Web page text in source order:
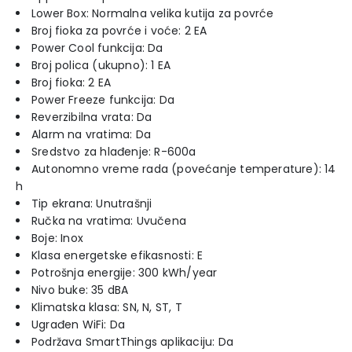
Lower Box: Normalna velika kutija za povrće
Broj fioka za povrće i voće: 2 EA
Power Cool funkcija: Da
Broj polica (ukupno): 1 EA
Broj fioka: 2 EA
Power Freeze funkcija: Da
Reverzibilna vrata: Da
Alarm na vratima: Da
Sredstvo za hlađenje: R-600a
Autonomno vreme rada (povećanje temperature): 14
h
Tip ekrana: Unutrašnji
Ručka na vratima: Uvučena
Boje: Inox
Klasa energetske efikasnosti: E
Potrošnja energije: 300 kWh/year
Nivo buke: 35 dBA
Klimatska klasa: SN, N, ST, T
Ugrađen WiFi: Da
Podržava SmartThings aplikaciju: Da